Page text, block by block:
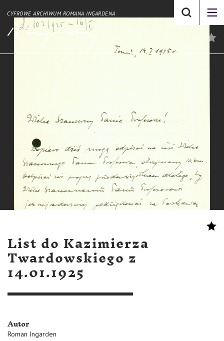
CYFROWE ARCHIWUM ROMANA INGARDENA
List do Kazimierza
Twardowskiego z
14.01.1925
Autor
Roman Ingarden